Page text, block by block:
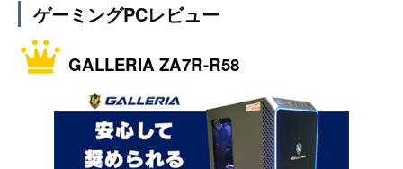
ゲーミングPCレビュー
GALLERIA ZA7R-R58